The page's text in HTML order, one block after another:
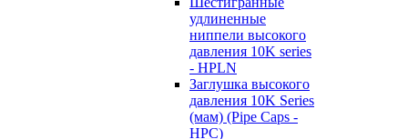
удлиненные
ниппели высокого
давления 10K series
- HPLN
Заглушка высокого
давления 10K Series
(мам) (Pipe Caps -
HPC)